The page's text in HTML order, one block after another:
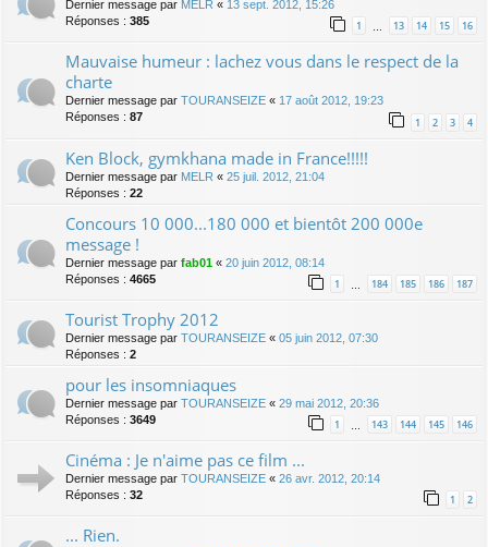
Dernier message par MELR « 13 sept. 2012, 15:26
Réponses : 385 1 … 13 14 15 16
Mauvaise humeur : lachez vous dans le respect de la
charte
Dernier message par TOURANSEIZE « 17 août 2012, 19:23
Réponses : 87 1 2 3 4
Ken Block, gymkhana made in France!!!!!
Dernier message par MELR « 25 juil. 2012, 21:04
Réponses : 22
Concours 10 000...180 000 et bientôt 200 000e
message !
Dernier message par fab01 « 20 juin 2012, 08:14
Réponses : 4665 1 184 185 186 187
Tourist Trophy 2012
Dernier message par TOURANSEIZE « 05 juin 2012, 07:30
Réponses : 2
pour les insomniaques
Dernier message par TOURANSEIZE « 29 mai 2012, 20:36
Réponses : 3649 1 143 144 145 146
Cinéma : Je n'aime pas ce film ...
Dernier message par TOURANSEIZE « 26 avr. 2012, 20:14
Réponses : 32 1 2
... Rien.